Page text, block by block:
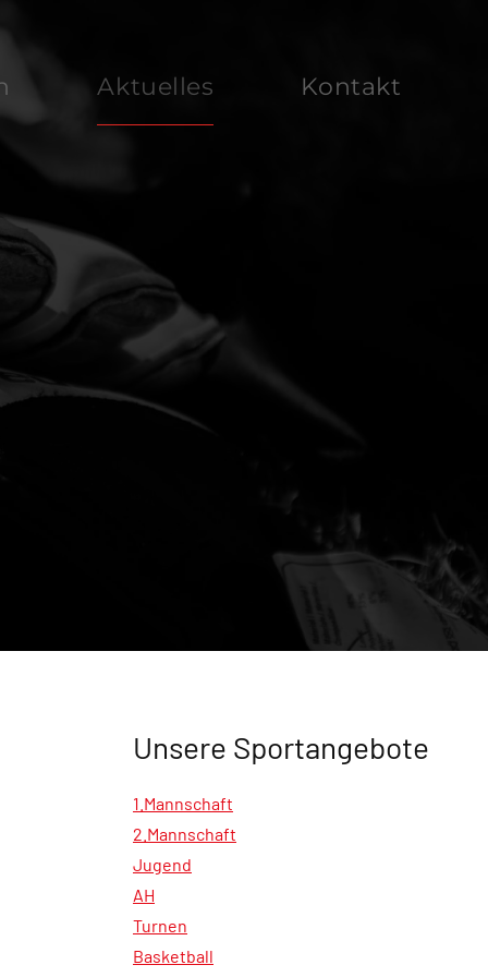
Aktuelles Kontakt
Unsere Sportangebote
1.Mannschaft
2.Mannschaft
Jugend
AH
Turnen
Basketball